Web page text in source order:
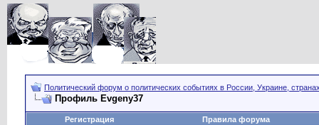
Политический форум о политических событиях в России, Украине,
Профиль Evgeny37
Регистрация Правила форума